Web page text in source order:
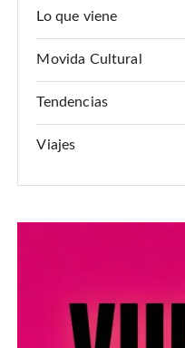
Lo que viene
Movida Cultural
Tendencias
Viajes